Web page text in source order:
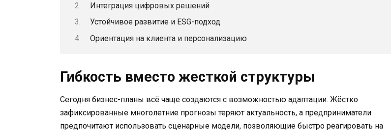
Интеграция цифровых решений
Устойчивое развитие и ESG-подход
Ориентация на клиента и персонализацию
Гибкость вместо жесткой структуры
Сегодня бизнес-планы всё чаще создаются с возможностью адаптации. Жёстко
зафиксированные многолетние прогнозы теряют актуальность, а предприниматели
предпочитают использовать сценарные модели, позволяющие быстро реагировать на